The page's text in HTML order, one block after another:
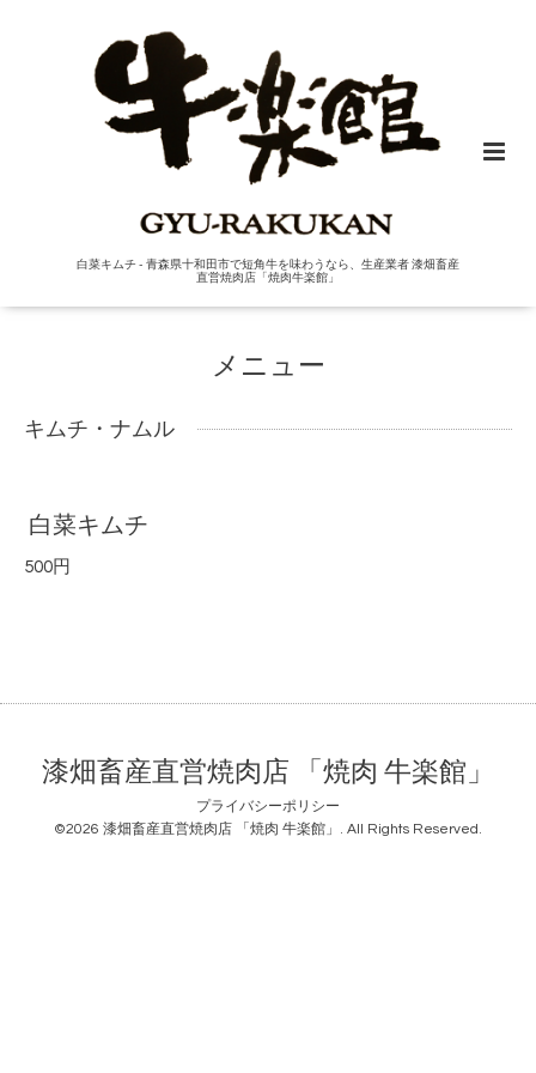
白菜キムチ - 青森県十和田市で短角牛を味わうなら、生産業者 漆畑畜産
直営焼肉店「焼肉牛楽館」
メニュー
キムチ・ナムル
白菜キムチ
500円
漆畑畜産直営焼肉店 「焼肉 牛楽館」
プライバシーポリシー
©2026 漆畑畜産直営焼肉店 「焼肉 牛楽館」 . All Rights Reserved.